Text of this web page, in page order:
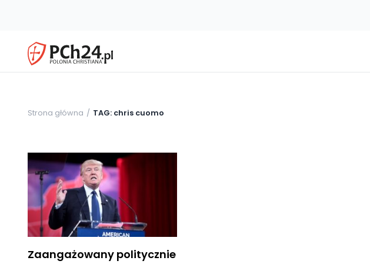
Strona główna TAG: chris cuomo
Zaangażowany politycznie